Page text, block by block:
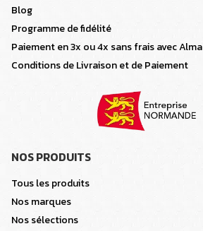
Blog
Programme de fidélité
Paiement en 3x ou 4x sans frais avec Alma
Conditions de Livraison et de Paiement
NOS PRODUITS
Tous les produits
Nos marques
Nos sélections